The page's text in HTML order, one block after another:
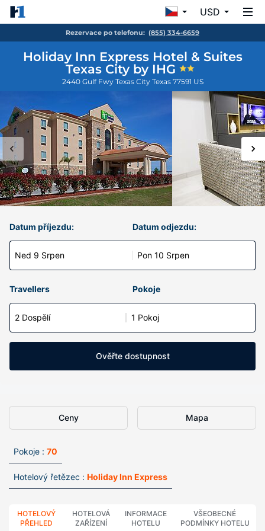
USD
Rezervace po telefonu: (855) 334-6659
Holiday Inn Express Hotel & Suites
Texas City by IHG
2440 Gulf Fwy Texas City Texas 77591 US
Datum příjezdu:
Ned 9 Srpen
Datum odjezdu:
Pon 10 Srpen
Travellers Pokoje
2 Dospělí 1 Pokoj
Ověřte dostupnost
Ceny Mapa
Pokoje : 70
Hotelový řetězec : Holiday Inn Express
HOTELOVÝ
PŘEHLED
HOTELOVÁ
ZAŘÍZENÍ
INFORMACE
HOTELU
VŠEOBECNÉ
PODMÍNKY HOTELU